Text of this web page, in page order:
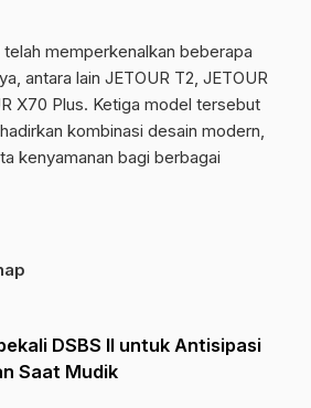
telah memperkenalkan beberapa
antara lain JETOUR T2, JETOUR
X70 Plus. Ketiga model tersebut
kombinasi desain modern,
kenyamanan bagi berbagai
DSBS II untuk Antisipasi
Saat Mudik